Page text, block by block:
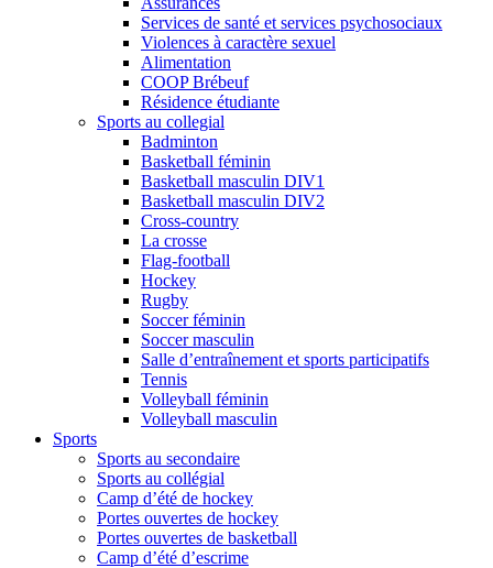
Services de santé et services psychosociaux
Violences à caractère sexuel
Alimentation
COOP Brébeuf
Résidence étudiante
Sports au collegial
Badminton
Basketball féminin
Basketball masculin DIV1
Basketball masculin DIV2
Cross-country
La crosse
Flag-football
Hockey
Rugby
Soccer féminin
Soccer masculin
Salle d’entraînement et sports participatifs
Tennis
Volleyball féminin
Volleyball masculin
Sports
Sports au secondaire
Sports au collégial
Camp d’été de hockey
Portes ouvertes de hockey
Portes ouvertes de basketball
Camp d’été d’escrime